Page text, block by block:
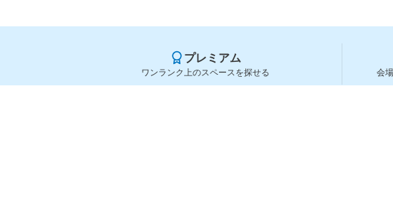
プレミアム
ワンランク上のスペースを探せる 会